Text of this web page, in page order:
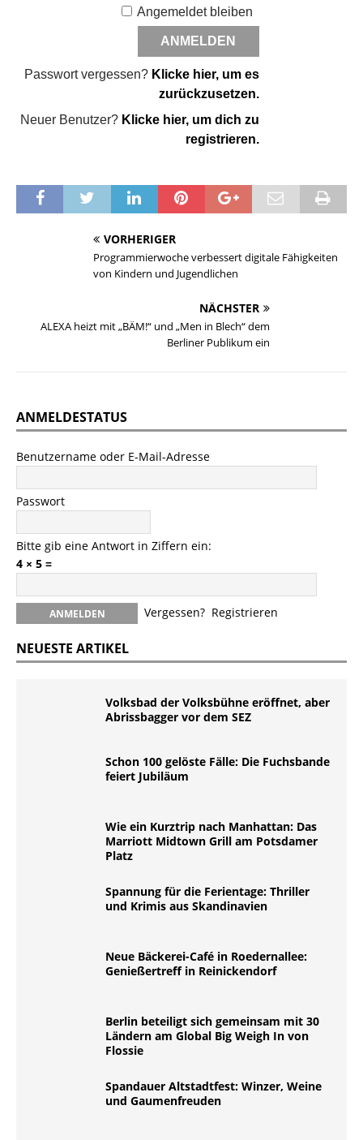
Angemeldet bleiben
Passwort vergessen? Klicke hier, um es
zurückzusetzen.
Neuer Benutzer? Klicke hier, um dich zu
registrieren.
VORHERIGER
Programmierwoche verbessert digitale Fähigkeiten
von Kindern und Jugendlichen
NÄCHSTER
ALEXA heizt mit „BÄM!“ und „Men in Blech“ dem
Berliner Publikum ein
ANMELDESTATUS
Benutzername oder E-Mail-Adresse
Passwort
Bitte gib eine Antwort in Ziffern ein:
4 × 5 =
Vergessen? Registrieren
NEUESTE ARTIKEL
Volksbad der Volksbühne eröffnet, aber
Abrissbagger vor dem SEZ
Schon 100 gelöste Fälle: Die Fuchsbande
feiert Jubiläum
Wie ein Kurztrip nach Manhattan: Das
Marriott Midtown Grill am Potsdamer
Platz
Spannung für die Ferientage: Thriller
und Krimis aus Skandinavien
Neue Bäckerei-Café in Roedernallee:
Genießertreff in Reinickendorf
Berlin beteiligt sich gemeinsam mit 30
Ländern am Global Big Weigh In von
Flossie
Spandauer Altstadtfest: Winzer, Weine
und Gaumenfreuden